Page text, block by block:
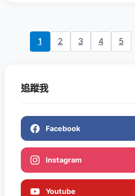
1 2 3 4 5
追蹤我
Facebook
Instagram
Youtube